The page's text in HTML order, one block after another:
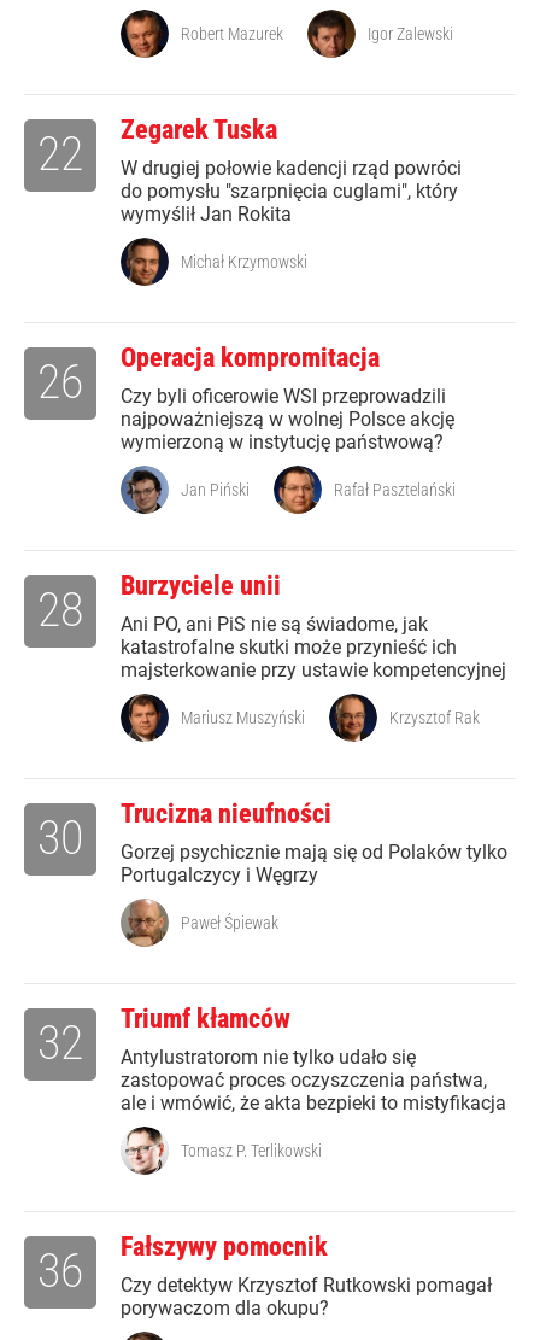
Robert Mazurek Igor Zalewski
Zegarek Tuska
W drugiej połowie kadencji rząd powróci
do pomysłu "szarpnięcia cuglami", który
wymyślił Jan Rokita
22
Michał Krzymowski
Operacja kompromitacja
Czy byli oficerowie WSI przeprowadzili
najpoważniejszą w wolnej Polsce akcję
wymierzoną w instytucję państwową?
26
Jan Piński Rafał Pasztelański
Burzyciele unii
Ani PO, ani PiS nie są świadome, jak
katastrofalne skutki może przynieść ich
majsterkowanie przy ustawie kompetencyjnej
28
Mariusz Muszyński Krzysztof Rak
Trucizna nieufności
Gorzej psychicznie mają się od Polaków tylko
Portugalczycy i Węgrzy
30
Paweł Śpiewak
Triumf kłamców
Antylustratorom nie tylko udało się
zastopować proces oczyszczenia państwa,
ale i wmówić, że akta bezpieki to mistyfikacja
32
Tomasz P. Terlikowski
Fałszywy pomocnik
Czy detektyw Krzysztof Rutkowski pomagał
porywaczom dla okupu?
36